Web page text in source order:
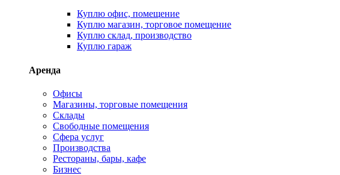
Куплю офис, помещение
Куплю магазин, торговое помещение
Куплю склад, производство
Куплю гараж
Аренда
Офисы
Магазины, торговые помещения
Склады
Свободные помещения
Сфера услуг
Производства
Рестораны, бары, кафе
Бизнес